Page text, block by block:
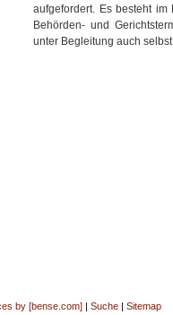
aufgefordert. Es besteht
Behörden- und
unter Begleitung auch selbst
by [bense.com] | Suche | Sitemap